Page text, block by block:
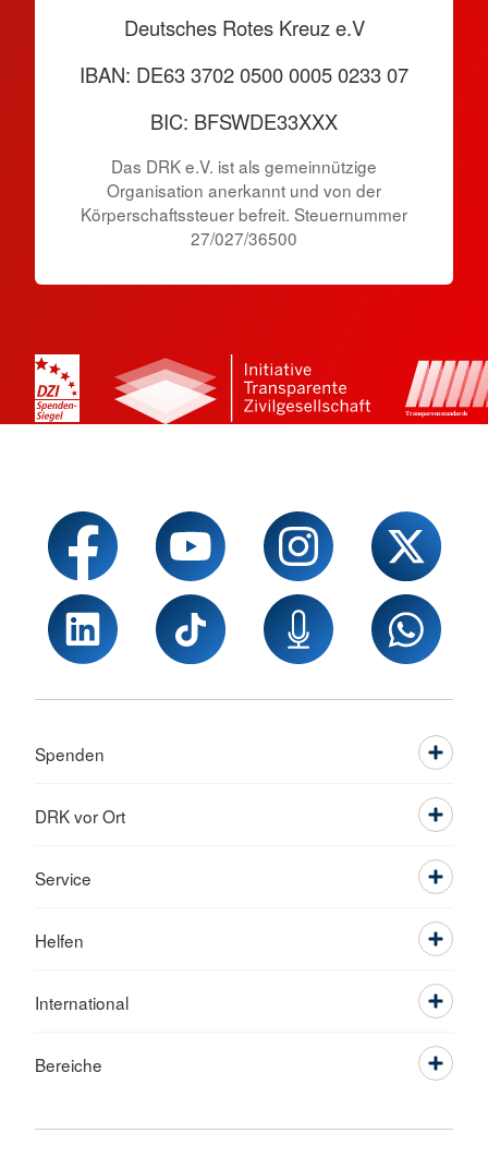
Deutsches Rotes Kreuz e.V
IBAN: DE63 3702 0500 0005 0233 07
BIC: BFSWDE33XXX
Das DRK e.V. ist als gemeinnützige
Organisation anerkannt und von der
Körperschaftssteuer befreit. Steuernummer
27/027/36500
Spenden
DRK vor Ort
Service
Helfen
International
Bereiche